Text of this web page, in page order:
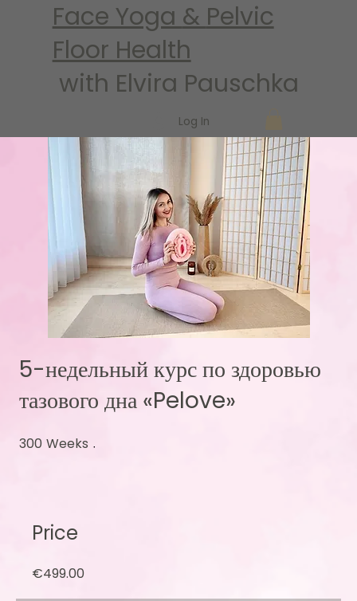
Face Yoga & Pelvic
Floor Health
with Elvira Pauschka
Log In
5-недельный курс по здоровью
тазового дна «Pelove»
300 Weeks
Price
€499.00